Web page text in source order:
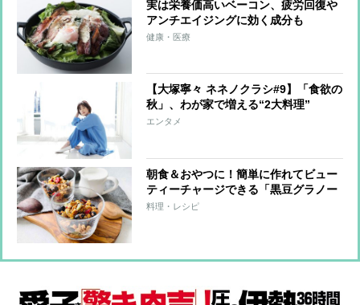
実は栄養価高いベーコン、疲労回復や
アンチエイジングに効く成分も
健康・医療
【大塚寧々 ネネノクラシ#9】「食欲の
秋」、わが家で増える“2大料理”
エンタメ
朝食＆おやつに！簡単に作れてビュー
ティーチャージできる「黒豆グラノー
ラ」
料理・レシピ